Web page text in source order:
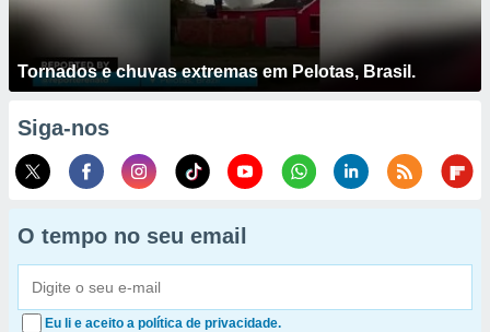
Tornados e chuvas extremas em Pelotas, Brasil.
Siga-nos
O tempo no seu email
Eu li e aceito a política de privacidade.